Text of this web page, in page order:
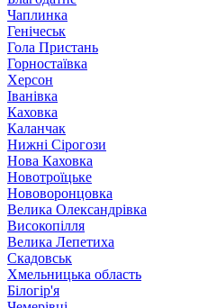
Чаплинка
Генічеськ
Гола Пристань
Горностаївка
Херсон
Іванівка
Каховка
Каланчак
Нижні Сірогози
Нова Каховка
Новотроїцьке
Нововоронцовка
Велика Олександрівка
Високопілля
Велика Лепетиха
Скадовськ
Хмельницька область
Білогір'я